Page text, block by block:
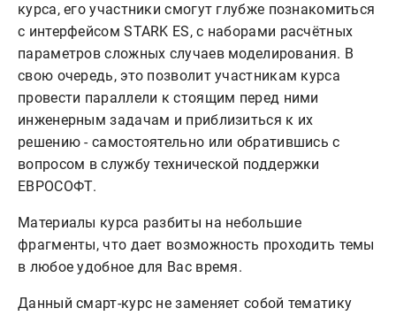
курса, его участники смогут глубже познакомиться
с интерфейсом STARK ES, с наборами расчётных
параметров сложных случаев моделирования. В
свою очередь, это позволит участникам курса
провести параллели к стоящим перед ними
инженерным задачам и приблизиться к их
решению - самостоятельно или обратившись с
вопросом в службу технической поддержки
ЕВРОСОФТ.
Материалы курса разбиты на небольшие
фрагменты, что дает возможность проходить темы
в любое удобное для Вас время.
Данный смарт-курс не заменяет собой тематику